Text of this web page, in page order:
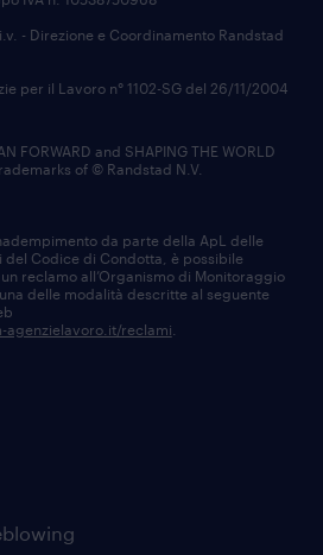
- Direzione e Coordinamento Randstad
per il Lavoro n° 1102-SG del 26/11/2004
FORWARD and SHAPING THE WORLD
of © Randstad N.V.
da parte della ApL delle
del Codice di Condotta, è possibile
reclamo all’Organismo di Monitoraggio
delle modalità descritte al seguente
agenzielavoro.it/reclami